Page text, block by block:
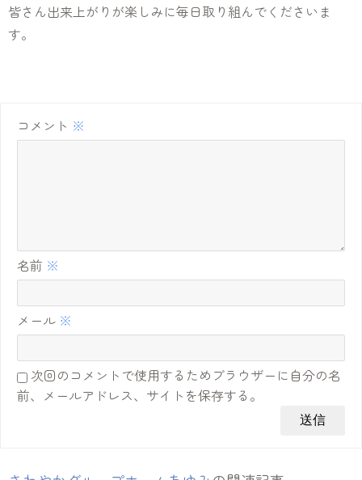
皆さん出来上がりが楽しみに毎日取り組んでくださいま
す。
コメント ※
名前 ※
メール ※
次回のコメントで使用するためブラウザーに自分の名
前、メールアドレス、サイトを保存する。